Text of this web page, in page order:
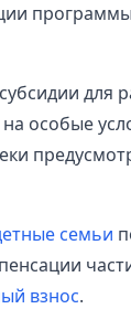
для
особые
семьи
взнос.